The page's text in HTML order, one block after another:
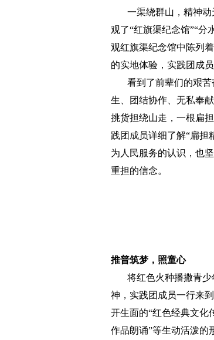
一渠绕群山，精神动
观了“红旗渠纪念馆”“分
观红旗渠纪念馆中陈列
的实地体验，实践团成
看到了前辈们的艰苦
生、团结协作、无私奉
挑货担绕山走，一根扁
践团成员详细了解“扁担
为人民服务的认识，也
重担的信念。
推普筑梦，照童心
将红色火种播撒青少
神，实践团成员一行来
开生面的“红色经典文化
作品朗诵”等生动活泼的